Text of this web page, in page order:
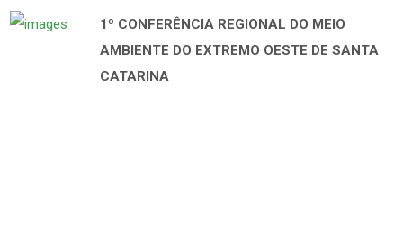
1º CONFERÊNCIA REGIONAL DO MEIO
AMBIENTE DO EXTREMO OESTE DE SANTA
CATARINA